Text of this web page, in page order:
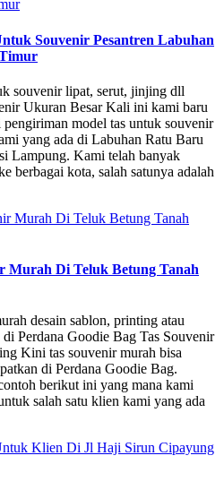
Souvenir Pesantren Labuhan
souvenir lipat, serut, jinjing dll
Ukuran Besar Kali ini kami baru
model tas untuk souvenir
yang ada di Labuhan Ratu Baru
Lampung. Kami telah banyak
berbagai kota, salah satunya adalah
Murah Di Teluk Betung Tanah
desain sablon, printing atau
Perdana Goodie Bag Tas Souvenir
Kini tas souvenir murah bisa
di Perdana Goodie Bag.
berikut ini yang mana kami
salah satu klien kami yang ada